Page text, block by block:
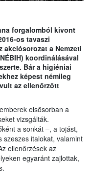
forgalomból kivont
os tavaszi
akciósorozat a Nemzeti
koordinálásával
Bár a higiéniai
képest némileg
az ellenőrzött
elsősorban a
vizsgálták.
a sonkát –, a tojást,
szeszes italokat, valamint
ellenőrzések az
egyaránt zajlottak,